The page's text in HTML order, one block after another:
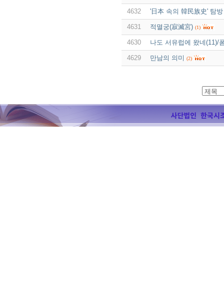
4632 '日本 속의 韓民族史' 탐
4631 적멸궁(寂滅宮) (1)
4630 나도 서유럽에 왔네(11)/
4629 만남의 의미 (2)